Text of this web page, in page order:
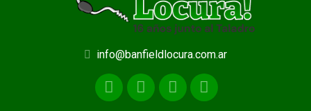
info@banfieldlocura.com.ar